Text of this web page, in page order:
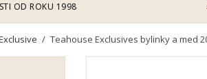
OD ROKU 1998
Teahouse Exclusives bylinky a med